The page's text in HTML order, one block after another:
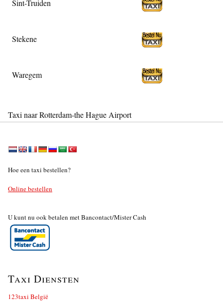
Sint-Truiden
Stekene
Waregem
Taxi naar Rotterdam-the Hague Airport
Hoe een taxi bestellen?
Online bestellen
U kunt nu ook betalen met Bancontact/Mister Cash
Taxi Diensten
123taxi België